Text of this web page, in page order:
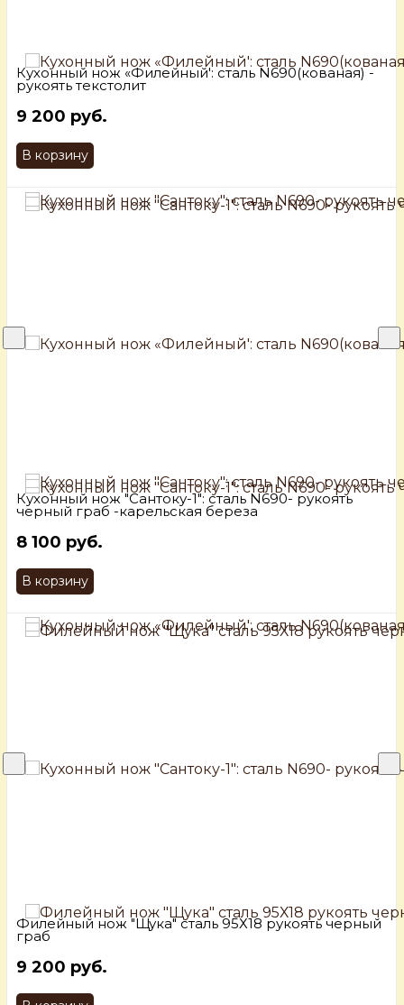
Кухонный нож «Филейный': сталь N690(кованая) -
рукоять текстолит
9 200 руб.
В корзину
Кухонный нож "Сантоку-1": сталь N690- рукоять
черный граб -карельская береза
8 100 руб.
В корзину
Филейный нож "Щука" сталь 95Х18 рукоять черный
граб
9 200 руб.